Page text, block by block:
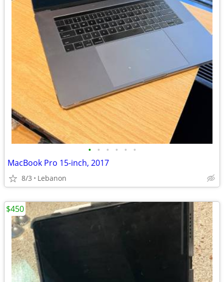
• • • • • •
MacBook Pro 15-inch, 2017
8/3 Lebanon
$450